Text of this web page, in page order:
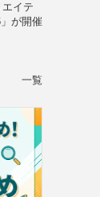
エイテ
が開催
一覧